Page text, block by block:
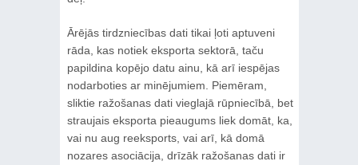
Ārējās tirdzniecības dati tikai ļoti aptuveni
rāda, kas notiek eksporta sektorā, taču
papildina kopējo datu ainu, kā arī iespējas
nodarboties ar minējumiem. Piemēram,
sliktie ražošanas dati vieglajā rūpniecībā, bet
straujais eksporta pieaugums liek domāt, ka,
vai nu aug reeksports, vai arī, kā domā
nozares asociācija, drīzāk ražošanas dati ir